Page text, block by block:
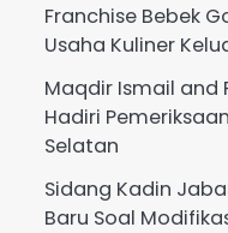
Franchise Bebek
Usaha Kuliner
Maqdir Ismail and
Hadiri
Selatan
Sidang Kadin
Baru Soal